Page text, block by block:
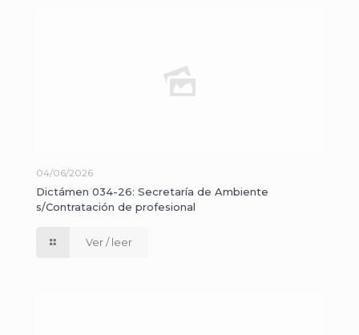
04/06/2026
Dictámen 034-26: Secretaría de Ambiente
s/Contratación de profesional
Ver / leer